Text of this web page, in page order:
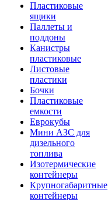
Пластиковые
ящики
Паллеты и
поддоны
Канистры
пластиковые
Листовые
пластики
Бочки
Пластиковые
емкости
Еврокубы
Мини АЗС для
дизельного
топлива
Изотермические
контейнеры
Крупногабаритные
контейнеры